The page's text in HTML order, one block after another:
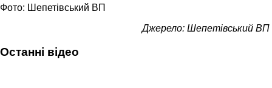
Фото: Шепетівський ВП
Джерело: Шепетівський ВП
Останні відео